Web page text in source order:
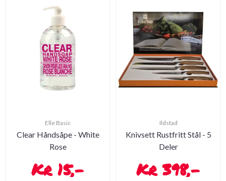
Elle Basic
Clear Håndsåpe - White
Rose
15,-
Ildstad
Knivsett Rustfritt Stål - 5
Deler
398,-